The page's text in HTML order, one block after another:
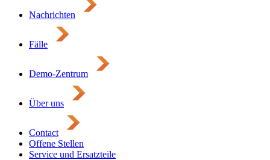
Nachrichten
Fälle
Demo-Zentrum
Über uns
Contact
Offene Stellen
Service und Ersatzteile